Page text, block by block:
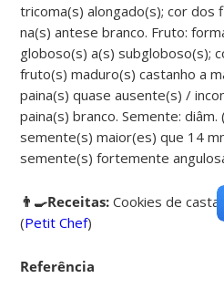
tricoma(s) alongado(s); cor dos
na(s) antese branco. Fruto:
globoso(s) a(s) subgloboso(s);
fruto(s) maduro(s) castanho a
paina(s) quase ausente(s) /
paina(s) branco. Semente: diâm.
semente(s) maior(es) que 14
semente(s) fortemente
👨‍🍳Receitas:Cookies de
(Petit Chef)
Referência